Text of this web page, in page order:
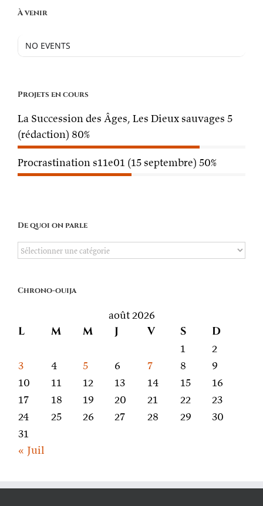
À venir
NO EVENTS
Projets en cours
La Succession des Âges, Les Dieux sauvages 5
(rédaction) 80%
Procrastination s11e01 (15 septembre) 50%
De quoi on parle
De
parle
Chrono-ouija
août 2026
L M M J V S D
1
2
3
4 5 6 7 8
9
10
11 12 13 14 15
16
17
18 19 20 21 22
23
24
25 26 27 28 29
30
31
« Juil